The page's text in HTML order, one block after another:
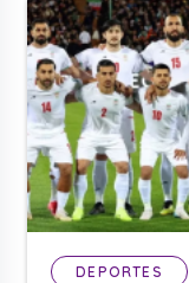
DEPORTES